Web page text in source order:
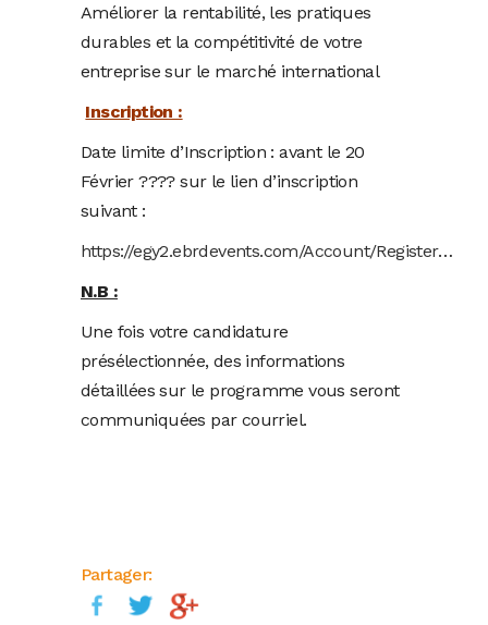
Améliorer la rentabilité, les pratiques
durables et la compétitivité de votre
entreprise sur le marché international
Inscription :
Date limite d’Inscription : avant le 20
Février ???? sur le lien d’inscription
suivant :
https://egy2.ebrdevents.com/Account/Register…
N.B :
Une fois votre candidature
présélectionnée, des informations
détaillées sur le programme vous seront
communiquées par courriel.
Partager: